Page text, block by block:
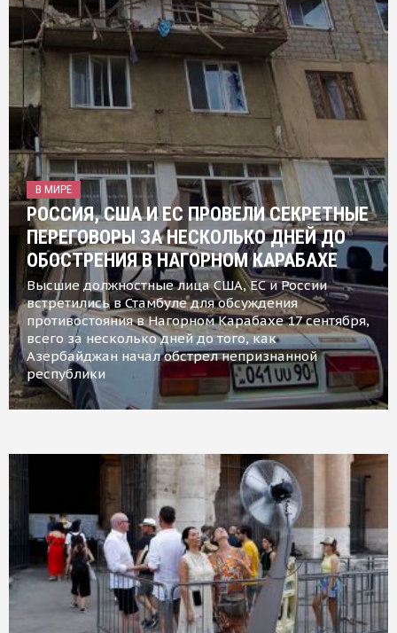
В МИРЕ
РОССИЯ, США И ЕС ПРОВЕЛИ СЕКРЕТНЫЕ
ПЕРЕГОВОРЫ ЗА НЕСКОЛЬКО ДНЕЙ ДО
ОБОСТРЕНИЯ В НАГОРНОМ КАРАБАХЕ
Высшие должностные лица США, ЕС и России
встретились в Стамбуле для обсуждения
противостояния в Нагорном Карабахе 17 сентября,
всего за несколько дней до того, как
Азербайджан начал обстрел непризнанной
республики